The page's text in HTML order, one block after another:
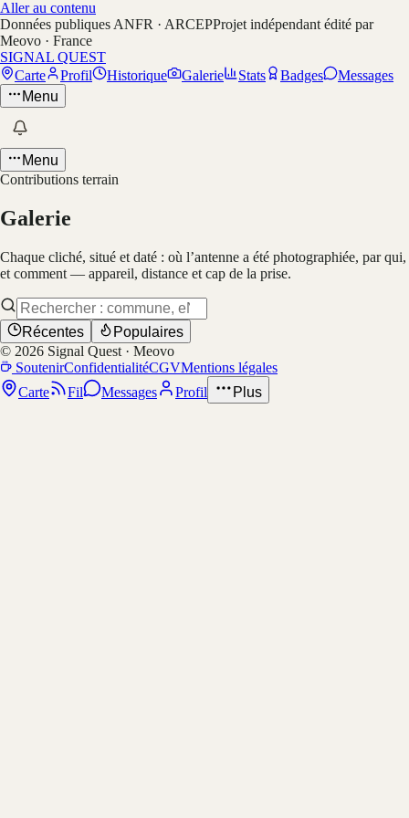
Aller au contenu
Données publiques ANFR · ARCEPProjet indépendant édité par
Meovo · France
SIGNAL QUEST
Carte
Profil Historique Galerie Stats Badges
Messages
Menu
Menu
Contributions terrain
Galerie
Chaque cliché, situé et daté : où l’antenne a été photographiée, par qui,
et comment — appareil, distance et cap de la prise.
Récentes
Populaires
© 2026 Signal Quest · Meovo
SoutenirConfidentialitéCGVMentions légales
Carte
Fil Messages Profil Plus